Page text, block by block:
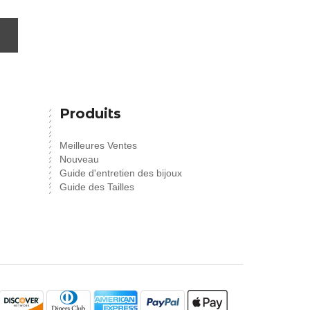
Produits
Meilleures Ventes
Nouveau
Guide d'entretien des bijoux
Guide des Tailles